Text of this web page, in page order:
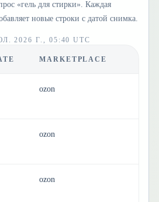
«гель для стирки». Каждая
новые строки с датой снимка.
2026 Г., 05:40 UTC
MARKETPLACE
ozon
ozon
ozon